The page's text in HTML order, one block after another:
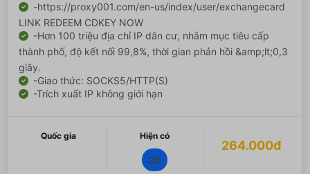
-https://proxy001.com/en-us/index/user/exchangecard
LINK REDEEM CDKEY NOW
-Hơn 100 triệu địa chỉ IP dân cư, nhắm mục tiêu cấp
thành phố, độ kết nối 99,8%, thời gian phản hồi &amp;lt;0,3
giây.
-Giao thức: SOCKS5/HTTP(S)
-Trích xuất IP không giới hạn
Quốc gia Hiện có
20
264.000đ